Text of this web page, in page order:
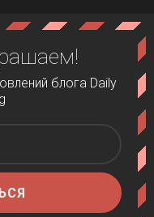
блога Daily